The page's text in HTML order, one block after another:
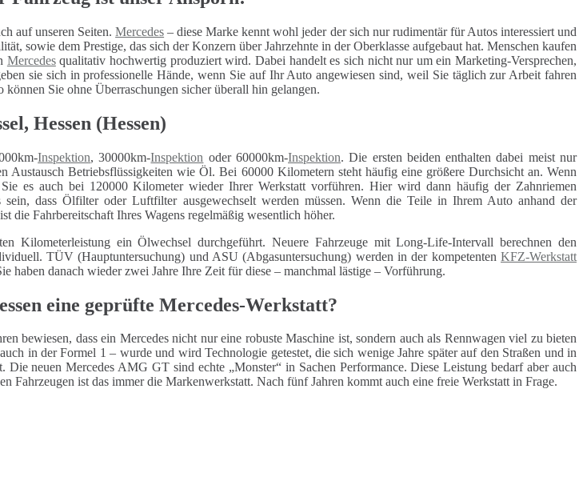
auf unseren Seiten.Mercedes – diese Marke kennt wohl jeder der sich nur rudimentär für Autos interessiert und
sowie dem Prestige, das sich der Konzern über Jahrzehnte in der Oberklasse aufgebaut hat. Menschen kaufen
Mercedesqualitativ hochwertig produziert wird. Dabei handelt es sich nicht nur um ein Marketing-Versprechen,
sie sich in professionelle Hände, wenn Sie auf Ihr Auto angewiesen sind, weil Sie täglich zur Arbeit fahren
Sie ohne Überraschungen sicher überall hin gelangen.
Hessen (Hessen)
Inspektion, 30000km-Inspektion oder 60000km-Inspektion. Die ersten beiden enthalten dabei meist nur
Austausch Betriebsflüssigkeiten wie Öl. Bei 60000 Kilometern steht häufig eine größere Durchsicht an. Wenn
es auch bei 120000 Kilometer wieder Ihrer Werkstatt vorführen. Hier wird dann häufig der Zahnriemen
sein, dass Ölfilter oder Luftfilter ausgewechselt werden müssen. Wenn die Teile in Ihrem Auto anhand der
die Fahrbereitschaft Ihres Wagens regelmäßig wesentlich höher.
Kilometerleistung ein Ölwechsel durchgeführt. Neuere Fahrzeuge mit Long-Life-Intervall berechnen den
TÜV (Hauptuntersuchung) und ASU (Abgasuntersuchung) werden in der kompetenten KFZ-Werkstatt
haben danach wieder zwei Jahre Ihre Zeit für diese – manchmal lästige – Vorführung.
eine geprüfte Mercedes-Werkstatt?
bewiesen, dass ein Mercedes nicht nur eine robuste Maschine ist, sondern auch als Rennwagen viel zu bieten
in der Formel 1 – wurde und wird Technologie getestet, die sich wenige Jahre später auf den Straßen und in
Die neuen Mercedes AMG GT sind echte „Monster“ in Sachen Performance. Diese Leistung bedarf aber auch
Fahrzeugen ist das immer die Markenwerkstatt. Nach fünf Jahren kommt auch eine freie Werkstatt in Frage.